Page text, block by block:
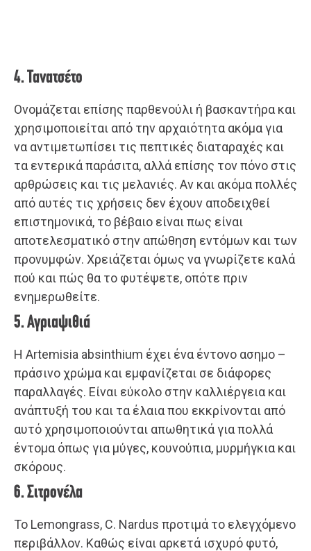
4. Τανατσέτο
Ονομάζεται επίσης παρθενούλι ή βασκαντήρα και
χρησιμοποιείται από την αρχαιότητα ακόμα για
να αντιμετωπίσει τις πεπτικές διαταραχές και
τα εντερικά παράσιτα, αλλά επίσης τον πόνο στις
αρθρώσεις και τις μελανιές. Αν και ακόμα πολλές
από αυτές τις χρήσεις δεν έχουν αποδειχθεί
επιστημονικά, το βέβαιο είναι πως είναι
αποτελεσματικό στην απώθηση εντόμων και των
προνυμφών. Χρειάζεται όμως να γνωρίζετε καλά
πού και πώς θα το φυτέψετε, οπότε πριν
ενημερωθείτε.
5. Αγριαψιθιά
Η Artemisia absinthium έχει ένα έντονο ασημο –
πράσινο χρώμα και εμφανίζεται σε διάφορες
παραλλαγές. Είναι εύκολο στην καλλιέργεια και
ανάπτυξή του και τα έλαια που εκκρίνονται από
αυτό χρησιμοποιούνται απωθητικά για πολλά
έντομα όπως για μύγες, κουνούπια, μυρμήγκια και
σκόρους.
6. Σιτρονέλα
Το Lemongrass, C. Nardus προτιμά το ελεγχόμενο
περιβάλλον. Καθώς είναι αρκετά ισχυρό φυτό,